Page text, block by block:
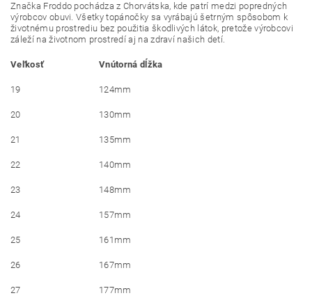
Značka Froddo pochádza z Chorvátska, kde patrí medzi popredných
výrobcov obuvi. Všetky topánočky sa vyrábajú šetrným spôsobom k
životnému prostrediu bez použitia škodlivých látok, pretože výrobcovi
záleží na životnom prostredí aj na zdraví našich detí.
Veľkosť Vnútorná dĺžka
19 124mm
20 130mm
21 135mm
22 140mm
23 148mm
24 157mm
25 161mm
26 167mm
27 177mm